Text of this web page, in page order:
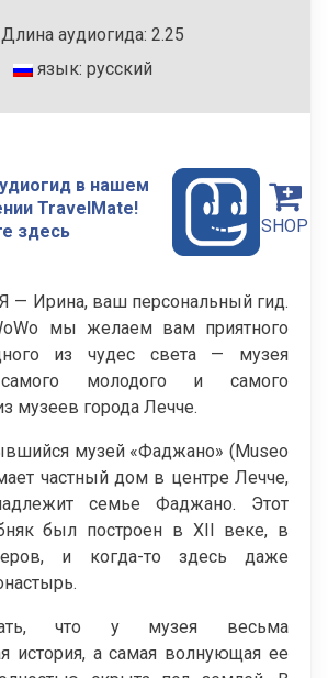
аудиогида: 2.25
язык: русский
в нашем
TravelMate!
здесь
SHOP
— Ирина, ваш персональный гид.
мы желаем вам приятного
из чудес света — музея
молодого и самого
музеев города Лечче.
музей «Фаджано» (Museo
частный дом в центре Лечче,
семье Фаджано. Этот
был построен в XII веке, в
и когда-то здесь даже
что у музея весьма
история, а самая волнующая ее